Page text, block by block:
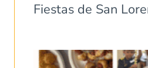
Fiestas de San